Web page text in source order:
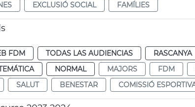
EXCLUSIÓ SOCIAL FAMÍLIES
FDM TODAS LAS AUDIENCIAS RASCANYA
NORMAL MAJORS FDM
SALUT BENESTAR COMISSIÓ